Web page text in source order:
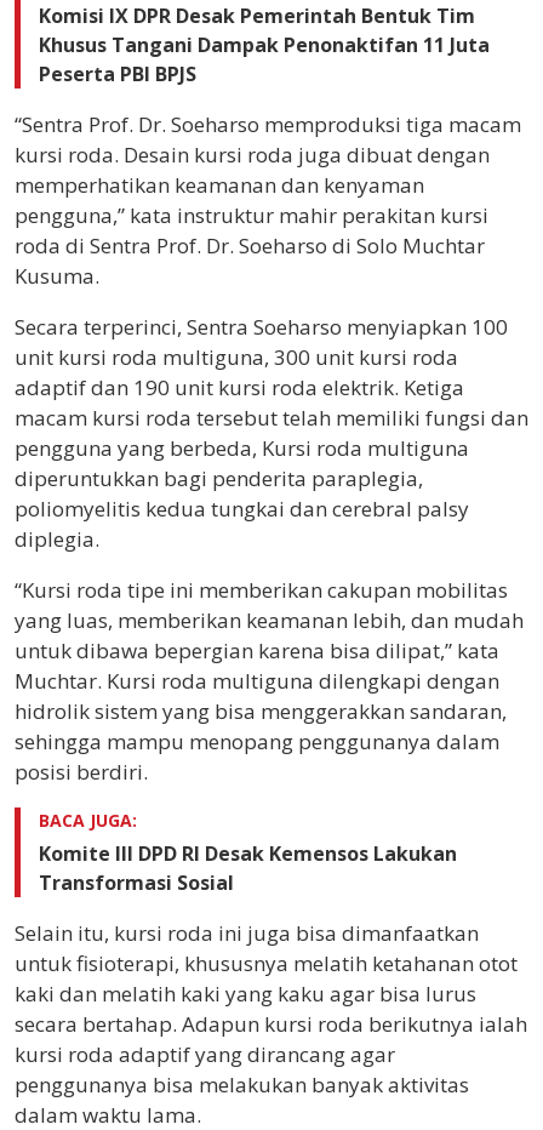
Komisi IX DPR Desak Pemerintah Bentuk Tim
Khusus Tangani Dampak Penonaktifan 11 Juta
Peserta PBI BPJS
“Sentra Prof. Dr. Soeharso memproduksi tiga macam
kursi roda. Desain kursi roda juga dibuat dengan
memperhatikan keamanan dan kenyaman
pengguna,” kata instruktur mahir perakitan kursi
roda di Sentra Prof. Dr. Soeharso di Solo Muchtar
Kusuma.
Secara terperinci, Sentra Soeharso menyiapkan 100
unit kursi roda multiguna, 300 unit kursi roda
adaptif dan 190 unit kursi roda elektrik. Ketiga
macam kursi roda tersebut telah memiliki fungsi dan
pengguna yang berbeda, Kursi roda multiguna
diperuntukkan bagi penderita paraplegia,
poliomyelitis kedua tungkai dan cerebral palsy
diplegia.
“Kursi roda tipe ini memberikan cakupan mobilitas
yang luas, memberikan keamanan lebih, dan mudah
untuk dibawa bepergian karena bisa dilipat,” kata
Muchtar. Kursi roda multiguna dilengkapi dengan
hidrolik sistem yang bisa menggerakkan sandaran,
sehingga mampu menopang penggunanya dalam
posisi berdiri.
BACA JUGA:
Komite III DPD RI Desak Kemensos Lakukan
Transformasi Sosial
Selain itu, kursi roda ini juga bisa dimanfaatkan
untuk fisioterapi, khususnya melatih ketahanan otot
kaki dan melatih kaki yang kaku agar bisa lurus
secara bertahap. Adapun kursi roda berikutnya ialah
kursi roda adaptif yang dirancang agar
penggunanya bisa melakukan banyak aktivitas
dalam waktu lama.